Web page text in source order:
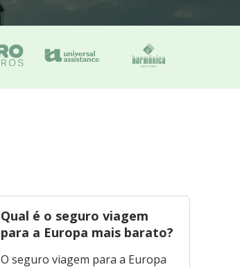
Qual é o seguro viagem
para a Europa mais barato?
O seguro viagem para a Europa